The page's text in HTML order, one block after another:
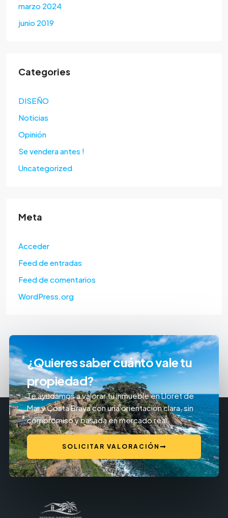
marzo 2024
junio 2019
Categories
DISEÑO
Noticias
Opinión
Se vendera antes !
Uncategorized
Meta
Acceder
Feed de entradas
Feed de comentarios
WordPress.org
¿Quieres saber cuánto vale tu
propiedad?
Te ayudamos a valorar tu inmueble en Lloret de
Mar y Costa Brava con una orientación clara, sin
compromiso y basada en mercado real.
SOLICITAR VALORACIÓN